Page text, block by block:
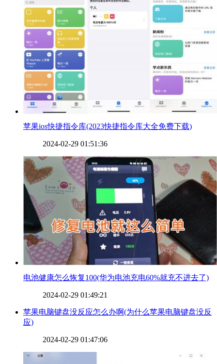
​苹果ios快捷指令库(2023快捷指令库大全免费下载)
2024-02-29 01:51:36
​电池健康怎么恢复100(华为电池充电60%就充不进去了)
2024-02-29 01:49:21
​苹果电脑键盘没反应怎么办啊(为什么苹果电脑键盘没反
应)
2024-02-29 01:47:06